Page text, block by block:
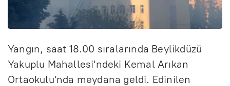
Yangın, saat 18.00 sıralarında Beylikdüzü
Yakuplu Mahallesi'ndeki Kemal Arıkan
Ortaokulu'nda meydana geldi. Edinilen